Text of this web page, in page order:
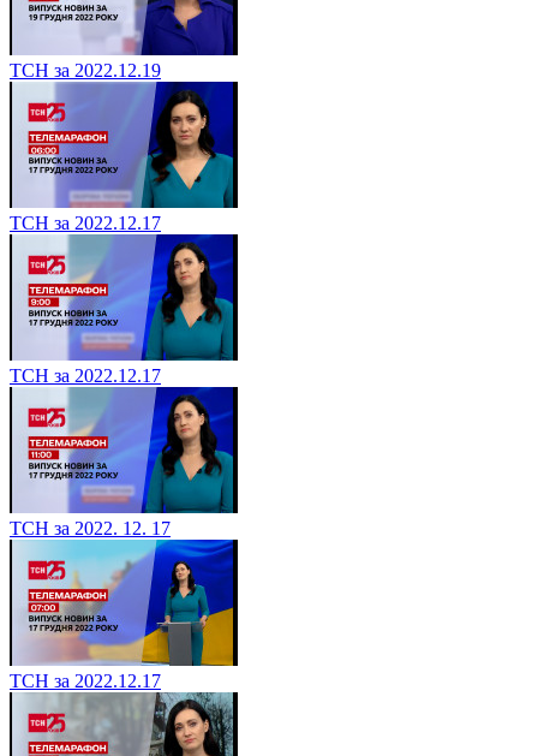
ТСН за 2022.12.19
ТСН за 2022.12.17
ТСН за 2022.12.17
ТСН за 2022. 12. 17
ТСН за 2022.12.17